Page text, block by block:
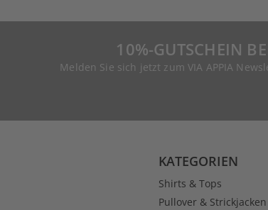
10%-GUTSCHEIN
Melden Sie sich jetzt zum VIA APPIA
KATEGORIEN
Shirts & Tops
Pullover & Strickjacken